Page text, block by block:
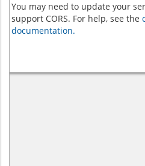
You may need to update your
support CORS. For help, see the
documentation.